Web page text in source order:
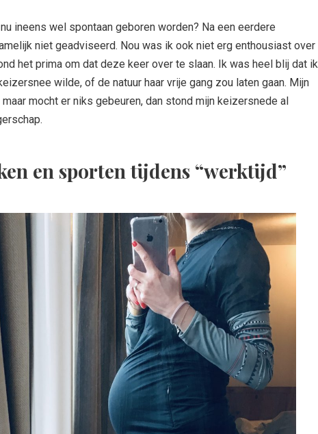
nu ineens wel spontaan geboren worden? Na een eerdere
niet geadviseerd. Nou was ik ook niet erg enthousiast over
het prima om dat deze keer over te slaan. Ik was heel blij dat ik
wilde, of de natuur haar vrije gang zou laten gaan. Mijn
mocht er niks gebeuren, dan stond mijn keizersnede al
en sporten tijdens “werktijd”